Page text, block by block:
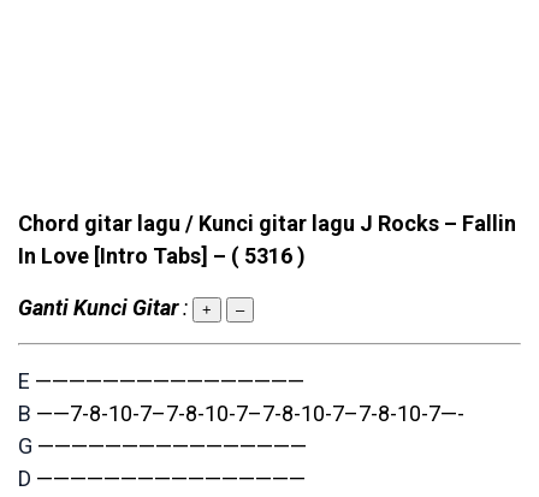
Chord gitar lagu / Kunci gitar lagu J Rocks – Fallin
In Love [Intro Tabs] – ( 5316 )
Ganti Kunci Gitar: + –
E ————————————————
B ——7-8-10-7–7-8-10-7–7-8-10-7–7-8-10-7—-
G ————————————————
D ————————————————